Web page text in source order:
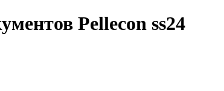
Pellecon ss24